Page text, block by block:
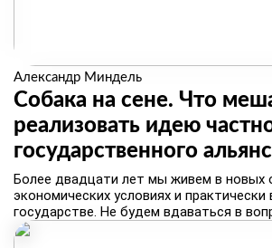
Александр Миндель
Собака на сене. Что
реализовать идею
государственного
Более двадцати лет мы живем в новых
экономических условиях и практически
государстве. Не будем вдаваться в